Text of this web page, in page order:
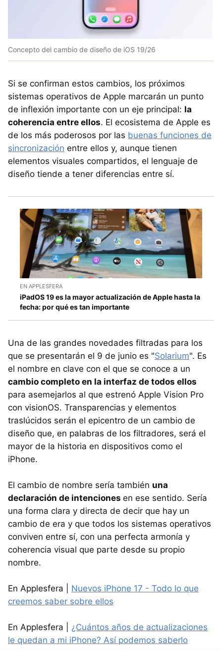
Concepto del cambio de diseño de iOS 19/26
Si se confirman estos cambios, los próximos
sistemas operativos de Apple marcarán un punto
de inflexión importante con un eje principal: la
coherencia entre ellos. El ecosistema de Apple es
de los más poderosos por las buenas funciones de
sincronización entre ellos y, aunque tienen
elementos visuales compartidos, el lenguaje de
diseño tiende a tener diferencias entre sí.
EN APPLESFERA
iPadOS 19 es la mayor actualización de Apple hasta la
fecha: por qué es tan importante
Una de las grandes novedades filtradas para los
que se presentarán el 9 de junio es "Solarium". Es
el nombre en clave con el que se conoce a un
cambio completo en la interfaz de todos ellos
para asemejarlos al que estrenó Apple Vision Pro
con visionOS. Transparencias y elementos
traslúcidos serán el epicentro de un cambio de
diseño que, en palabras de los filtradores, será el
mayor de la historia en dispositivos como el
iPhone.
El cambio de nombre sería también una
declaración de intenciones en ese sentido. Sería
una forma clara y directa de decir que hay un
cambio de era y que todos los sistemas operativos
conviven entre sí, con una perfecta armonía y
coherencia visual que parte desde su propio
nombre.
En Applesfera | Nuevos iPhone 17 - Todo lo que
creemos saber sobre ellos
En Applesfera | ¿Cuántos años de actualizaciones
le quedan a mi iPhone? Así podemos saberlo